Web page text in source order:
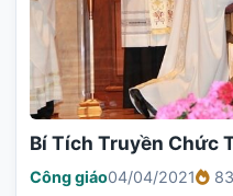
Bí Tích Truyền Chức
Công giáo04/04/2021